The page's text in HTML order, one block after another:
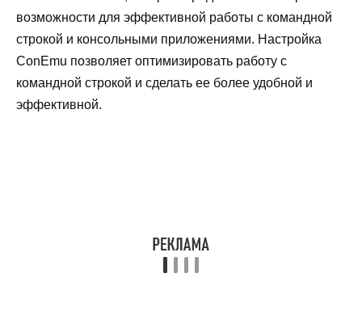
возможности для эффективной работы с командной
строкой и консольными приложениями. Настройка
ConEmu позволяет оптимизировать работу с
командной строкой и сделать ее более удобной и
эффективной.